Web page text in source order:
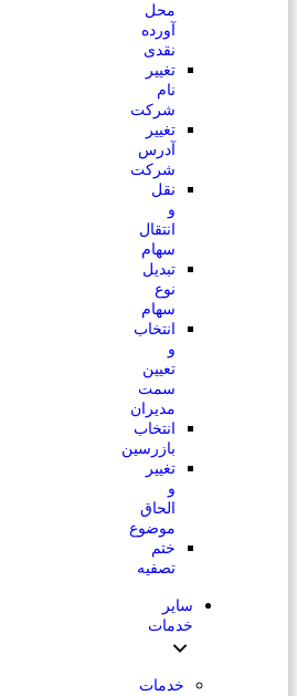
محل
آورده
نقدی
تغییر
نام
شرکت
تغییر
آدرس
شرکت
نقل
و
انتقال
سهام
تبدیل
نوع
سهام
انتخاب
و
تعیین
سمت
مدیران
انتخاب
بازرسین
تغییر
و
الحاق
موضوع
ختم
تصفیه
سایر
خدمات
خدمات